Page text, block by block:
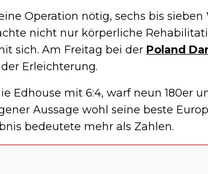
Operation nötig, sechs bis sieben
nicht nur körperliche
sich. Am Freitag bei der Poland
Erleichterung.
Edhouse mit 6:4, warf neun 180er
Aussage wohl seine beste
bedeutete mehr als Zahlen.